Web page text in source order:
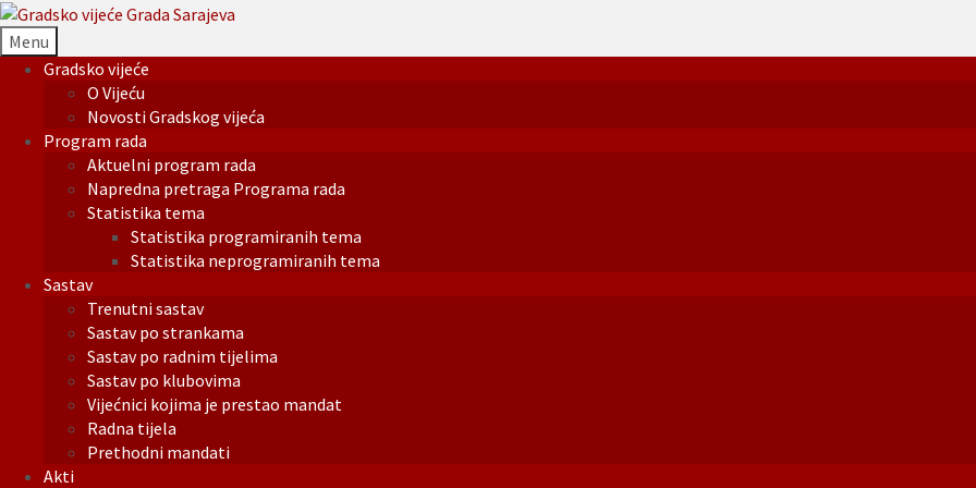
Menu
Gradsko vijeće
O Vijeću
Novosti Gradskog vijeća
Program rada
Aktuelni program rada
Napredna pretraga Programa rada
Statistika tema
Statistika programiranih tema
Statistika neprogramiranih tema
Sastav
Trenutni sastav
Sastav po strankama
Sastav po radnim tijelima
Sastav po klubovima
Vijećnici kojima je prestao mandat
Radna tijela
Prethodni mandati
Akti